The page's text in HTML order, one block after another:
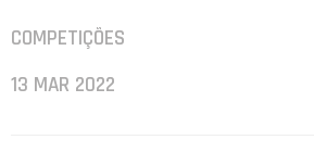
COMPETIÇÕES
13 MAR 2022